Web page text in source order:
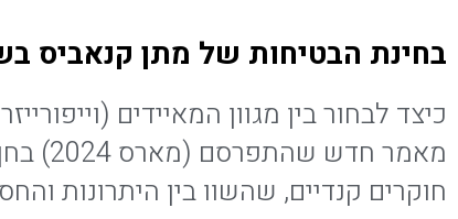
בחינת הבטיחות של מתן קנאביס
כיצד לבחור בין מגוון המאיידים
מאמר
חוקרים קנדיים, שהשוו בין היתרונות